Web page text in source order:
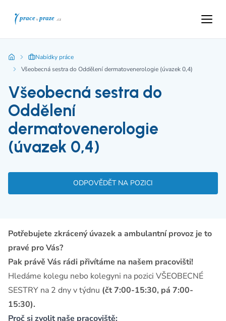
Nabídky práce
Všeobecná sestra do Oddělení dermatovenerologie (úvazek 0,4)
Všeobecná sestra do
Oddělení
dermatovenerologie
(úvazek 0,4)
ODPOVĚDĚT NA POZICI
Potřebujete zkrácený úvazek a ambulantní provoz je to
pravé pro Vás?
Pak právě Vás rádi přivítáme na našem pracovišti!
Hledáme kolegu nebo kolegyni na pozici VŠEOBECNÉ
SESTRY na 2 dny v týdnu (čt 7:00-15:30, pá 7:00-
15:30).
Proč si zvolit naše pracoviště: